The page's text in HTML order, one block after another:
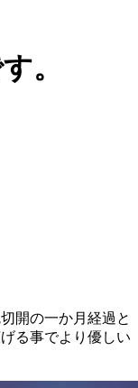
。
開の一か月経過と
る事でより優しい